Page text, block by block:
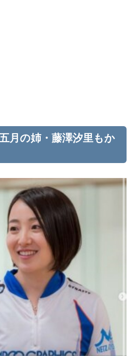
月の姉・藤澤汐里もか